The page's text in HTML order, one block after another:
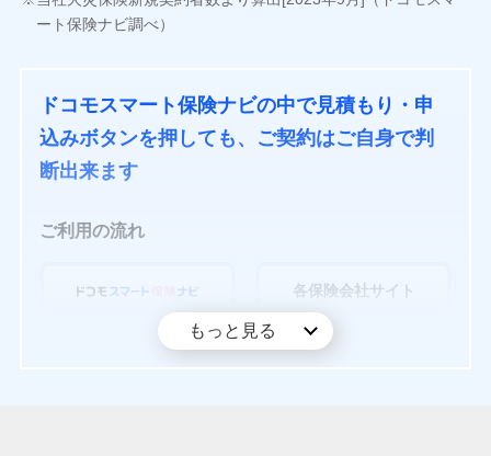
ート保険ナビ調べ）
ドコモスマート保険ナビの中で見積もり・申
込みボタンを押しても、ご契約はご自身で判
断出来ます
ご利用の流れ
見積もり・比較・申込
各保険会社サイト
最終見積もり・契約
もっと見る